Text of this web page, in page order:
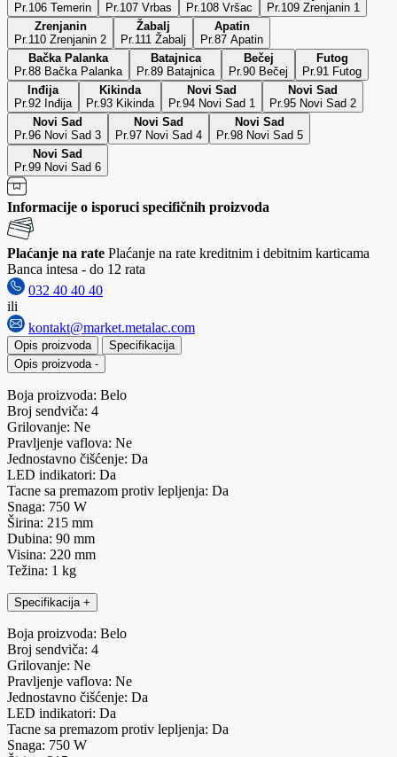
Pr.106 Temerin
Pr.107 Vrbas
Pr.108 Vršac
Pr.109 Zrenjanin 1
Zrenjanin
Pr.110 Zrenjanin 2
Žabalj
Pr.111 Žabalj
Apatin
Pr.87 Apatin
Bačka Palanka
Pr.88 Bačka Palanka
Batajnica
Pr.89 Batajnica
Bečej
Pr.90 Bečej
Futog
Pr.91 Futog
Inđija
Pr.92 Inđija
Kikinda
Pr.93 Kikinda
Novi Sad
Pr.94 Novi Sad 1
Novi Sad
Pr.95 Novi Sad 2
Novi Sad
Pr.96 Novi Sad 3
Novi Sad
Pr.97 Novi Sad 4
Novi Sad
Pr.98 Novi Sad 5
Novi Sad
Pr.99 Novi Sad 6
Informacije o isporuci specifičnih proizvoda
Plaćanje na rate Plaćanje na rate kreditnim i debitnim karticama
Banca intesa - do 12 rata
032 40 40 40
ili
kontakt@market.metalac.com
Opis proizvoda
Specifikacija
Opis proizvoda -
Boja proizvoda: Belo
Broj sendviča: 4
Grilovanje: Ne
Pravljenje vaflova: Ne
Jednostavno čišćenje: Da
LED indikatori: Da
Tacne sa premazom protiv lepljenja: Da
Snaga: 750 W
Širina: 215 mm
Dubina: 90 mm
Visina: 220 mm
Težina: 1 kg
Specifikacija +
Boja proizvoda: Belo
Broj sendviča: 4
Grilovanje: Ne
Pravljenje vaflova: Ne
Jednostavno čišćenje: Da
LED indikatori: Da
Tacne sa premazom protiv lepljenja: Da
Snaga: 750 W